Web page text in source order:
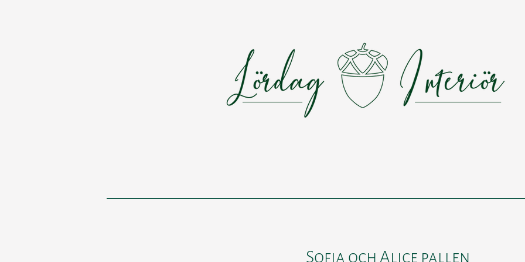
Sofia och Alice pallen